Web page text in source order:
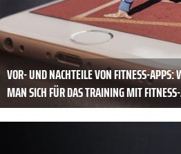
VOR- UND NACHTEILE VON FITNESS-
MAN SICH FÜR DAS TRAINING MIT